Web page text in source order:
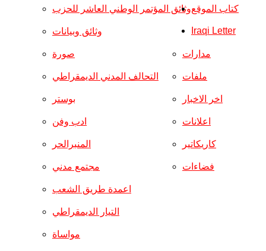
وثائق المؤتمر الوطني العاشر للحزب
وثائق وبيانات
صورة
التحالف المدني الديمقراطي
بوستر
ادب وفن
المنبرالحر
مجتمع مدني
مدارات
ملفات
اخر الاخبار
اعلانات
كاريكاتير
فضاءات
اعمدة طريق الشعب
التيار الديمقراطي
مواساة
كتاب الموقع
Iraqi Letter